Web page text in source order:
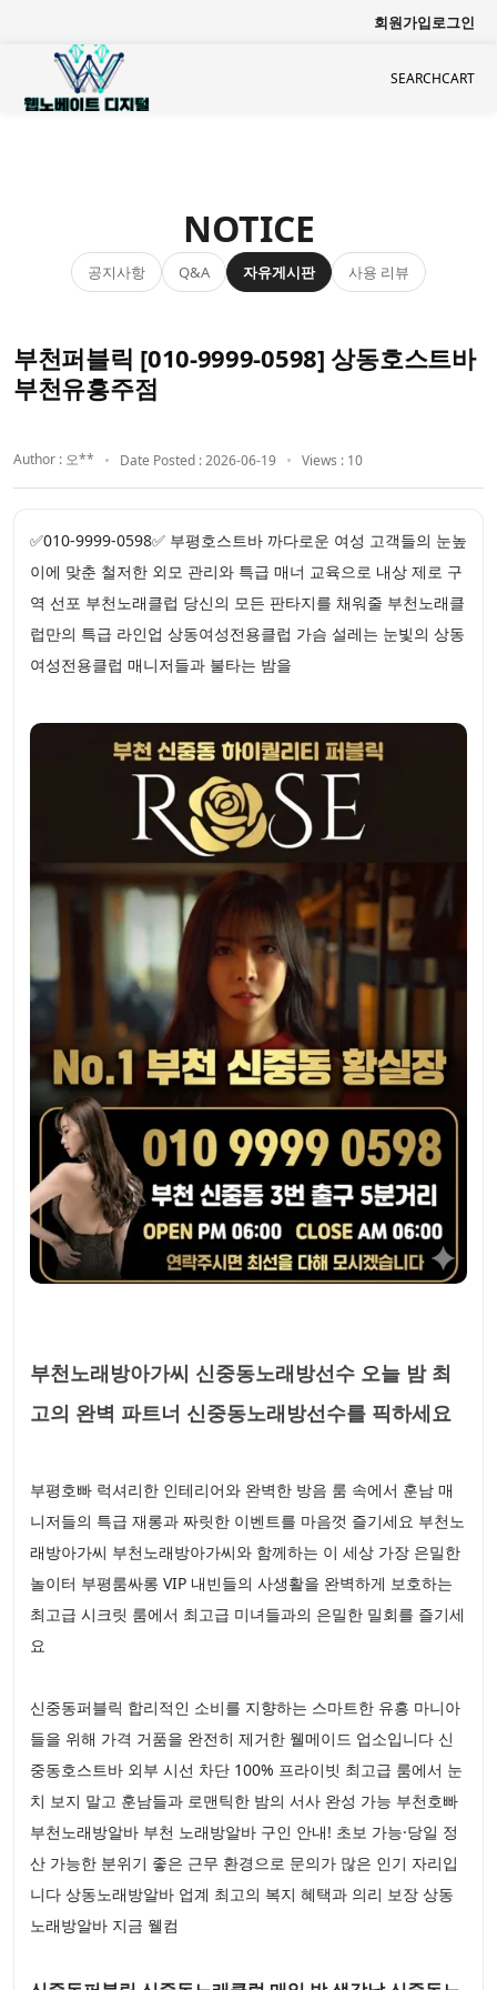
회원가입로그인
SEARCHCART
NOTICE
공지사항 Q&A 자유게시판 사용 리뷰
부천퍼블릭 [010-9999-0598] 상동호스트바
부천유흥주점
Author : 오** Date Posted : 2026-06-19 Views : 10
✅010-9999-0598✅ 부평호스트바 까다로운 여성 고객들의 눈높
이에 맞춘 철저한 외모 관리와 특급 매너 교육으로 내상 제로 구
역 선포 부천노래클럽 당신의 모든 판타지를 채워줄 부천노래클
럽만의 특급 라인업 상동여성전용클럽 가슴 설레는 눈빛의 상동
여성전용클럽 매니저들과 불타는 밤을
부천노래방아가씨 신중동노래방선수 오늘 밤 최
고의 완벽 파트너 신중동노래방선수를 픽하세요
부평호빠 럭셔리한 인테리어와 완벽한 방음 룸 속에서 훈남 매
니저들의 특급 재롱과 짜릿한 이벤트를 마음껏 즐기세요 부천노
래방아가씨 부천노래방아가씨와 함께하는 이 세상 가장 은밀한
놀이터 부평룸싸롱 VIP 내빈들의 사생활을 완벽하게 보호하는
최고급 시크릿 룸에서 최고급 미녀들과의 은밀한 밀회를 즐기세
요
신중동퍼블릭 합리적인 소비를 지향하는 스마트한 유흥 마니아
들을 위해 가격 거품을 완전히 제거한 웰메이드 업소입니다 신
중동호스트바 외부 시선 차단 100% 프라이빗 최고급 룸에서 눈
치 보지 말고 훈남들과 로맨틱한 밤의 서사 완성 가능 부천호빠
부천노래방알바 부천 노래방알바 구인 안내! 초보 가능·당일 정
산 가능한 분위기 좋은 근무 환경으로 문의가 많은 인기 자리입
니다 상동노래방알바 업계 최고의 복지 혜택과 의리 보장 상동
노래방알바 지금 웰컴